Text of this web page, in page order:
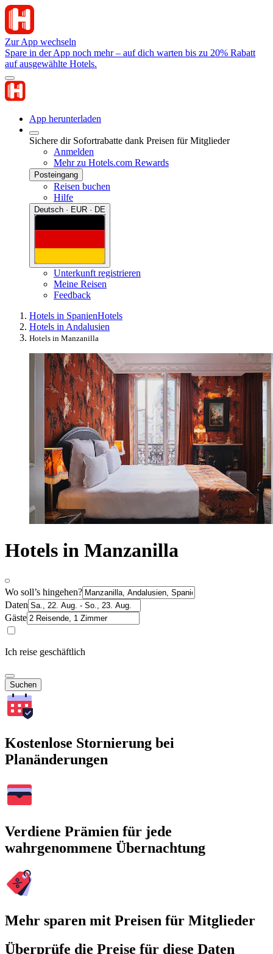
Zur App wechseln
Spare in der App noch mehr – auf dich warten bis zu 20% Rabatt
auf ausgewählte Hotels.
App herunterladen
Sichere dir Sofortrabatte dank Preisen für Mitglieder
Anmelden
Mehr zu Hotels.com Rewards
Posteingang
Reisen buchen
Hilfe
Deutsch · EUR · DE
Unterkunft registrieren
Meine Reisen
Feedback
Hotels in SpanienHotels
Hotels in Andalusien
Hotels in Manzanilla
Hotels in Manzanilla
Wo soll’s hingehen?
Daten
Gäste
Ich reise geschäftlich
Suchen
Kostenlose Stornierung bei
Planänderungen
Verdiene Prämien für jede
wahrgenommene Übernachtung
Mehr sparen mit Preisen für Mitglieder
Überprüfe die Preise für diese Daten